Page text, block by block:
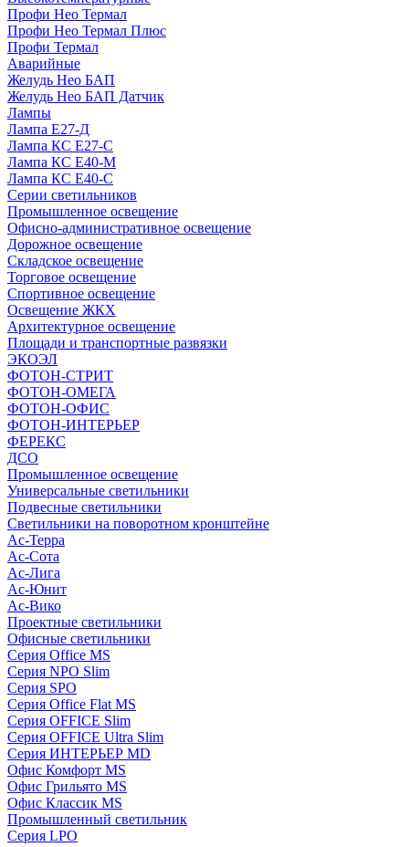
Профи Нео Термал
Профи Нео Термал Плюс
Профи Термал
Аварийные
Желудь Нео БАП
Желудь Нео БАП Датчик
Лампы
Лампа Е27-Д
Лампа КС Е27-С
Лампа КС Е40-М
Лампа КС Е40-С
Серии светильников
Промышленное освещение
Офисно-административное освещение
Дорожное освещение
Складское освещение
Торговое освещение
Спортивное освещение
Освещение ЖКХ
Архитектурное освещение
Площади и транспортные развязки
ЭКОЭЛ
ФОТОН-СТРИТ
ФОТОН-ОМЕГА
ФОТОН-ОФИС
ФОТОН-ИНТЕРЬЕР
ФЕРЕКС
ДСО
Промышленное освещение
Универсальные светильники
Подвесные светильники
Светильники на поворотном кронштейне
Ас-Терра
Ас-Сота
Ас-Лига
Ас-Юнит
Ас-Вико
Проектные светильники
Офисные светильники
Серия Office MS
Серия NPO Slim
Серия SPO
Серия Office Flat MS
Серия OFFICE Slim
Серия OFFICE Ultra Slim
Серия ИНТЕРЬЕР MD
Офис Комфорт MS
Офис Грильято MS
Офис Классик MS
Промышленный светильник
Серия LPO